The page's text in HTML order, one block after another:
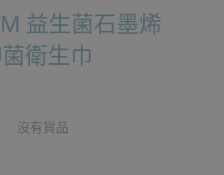
益生菌石墨烯
衛生巾
沒有貨品